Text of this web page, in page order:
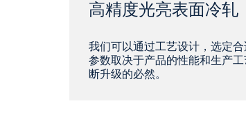
高精度光亮表面冷轧
我们可以通过工艺设计，选定
参数取决于产品的性能和生产
断升级的必然。